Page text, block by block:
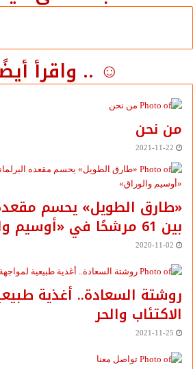
☺ .. واقرأ
من نحن
2021-11-22
«طارق الطويل» يحسم
بين 61 مرشحًا في «أوسيم والوراق»
2020-11-02
روشتة السعادة.. أغذية
الاكتئاب والحر
2021-11-25